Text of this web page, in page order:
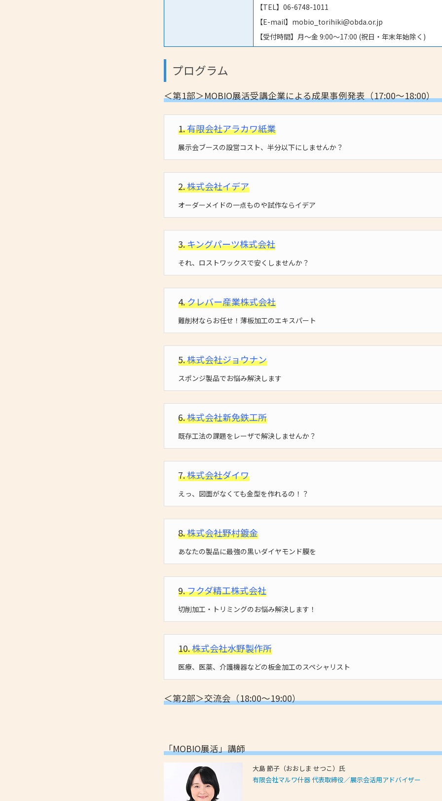
【TEL】06-6748-1011
【E-mail】mobio_torihiki@obda.or.jp
【受付時間】月〜金 9:00〜17:00 (祝日・年末年始除く)
プログラム
＜第1部＞MOBIO展活受講企業による成果事例発表（17:00～18:00）
1.有限会社アラカワ紙業
展示会ブースの設営コスト、半分以下にしませんか？
2.株式会社イデア
オーダーメイドの一点ものや試作ならイデア
3.キングパーツ株式会社
それ、ロストワックスで安くしませんか？
4.クレバー産業株式会社
難削材ならお任せ！薄板加工のエキスパート
5.株式会社ジョウナン
スポンジ製品でお悩み解決します
6.株式会社新免鉄工所
既存工法の課題をレーザで解決しませんか？
7.株式会社ダイワ
えっ、図面がなくても金型を作れるの！？
8.株式会社野村鍍金
あなたの製品に最強の黒いダイヤモンド膜を
9.フクダ精工株式会社
切削加工・トリミングのお悩み解決します！
10.株式会社水野製作所
医療、医薬、介護機器などの板金加工のスペシャリスト
＜第2部＞交流会（18:00～19:00）
「MOBIO展活」講師
大島 節子（おおしま せつこ）氏
有限会社マルワ什器 代表取締役／展示会活用アドバイザー